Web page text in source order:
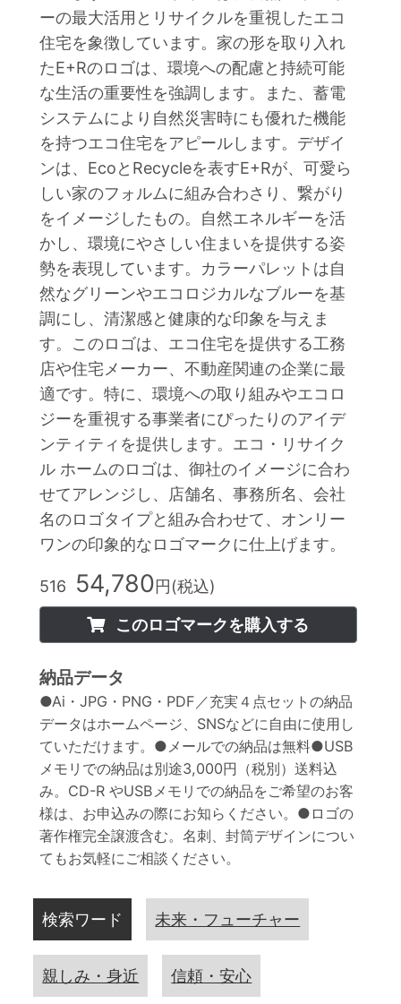
ーの最大活用とリサイクルを重視したエコ
住宅を象徴しています。家の形を取り入れ
たE+Rのロゴは、環境への配慮と持続可能
な生活の重要性を強調します。また、蓄電
システムにより自然災害時にも優れた機能
を持つエコ住宅をアピールします。デザイ
ンは、EcoとRecycleを表すE+Rが、可愛ら
しい家のフォルムに組み合わさり、繋がり
をイメージしたもの。自然エネルギーを活
かし、環境にやさしい住まいを提供する姿
勢を表現しています。カラーパレットは自
然なグリーンやエコロジカルなブルーを基
調にし、清潔感と健康的な印象を与えま
す。このロゴは、エコ住宅を提供する工務
店や住宅メーカー、不動産関連の企業に最
適です。特に、環境への取り組みやエコロ
ジーを重視する事業者にぴったりのアイデ
ンティティを提供します。エコ・リサイク
ル ホームのロゴは、御社のイメージに合わ
せてアレンジし、店舗名、事務所名、会社
名のロゴタイプと組み合わせて、オンリー
ワンの印象的なロゴマークに仕上げます。
516 54,780円(税込)
このロゴマークを購入する
納品データ
●Ai・JPG・PNG・PDF／充実４点セットの納品
データはホームページ、SNSなどに自由に使用し
ていただけます。●メールでの納品は無料●USB
メモリでの納品は別途3,000円（税別）送料込
み。CD-R やUSBメモリでの納品をご希望のお客
様は、お申込みの際にお知らください。●ロゴの
著作権完全譲渡含む。名刺、封筒デザインについ
てもお気軽にご相談ください。
検索ワード 未来・フューチャー
親しみ・身近 信頼・安心